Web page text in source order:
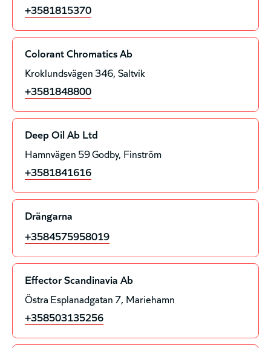
+3581815370
Colorant Chromatics Ab
Kroklundsvägen 346 Saltvik
+3581848800
Deep Oil Ab Ltd
Hamnvägen 59 Godby Finström
+3581841616
Drängarna
+3584575958019
Effector Scandinavia Ab
Östra Esplanadgatan 7 Mariehamn
+358503135256